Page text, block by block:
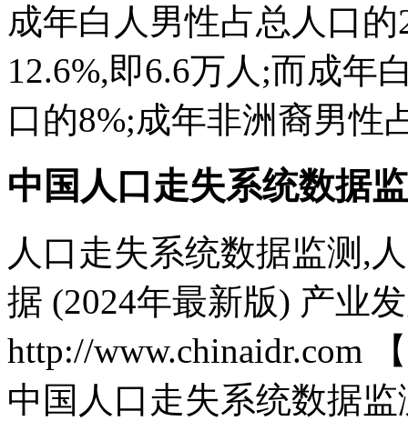
成年白人男性占总人口
12.6%,即6.6万人;而成年
口的8%;成年非洲裔男性
中国人口走失系统数据
人口走失系统数据监测,
据 (2024年最新版) 产业
http://www.chinaidr.com
中国人口走失系统数据监